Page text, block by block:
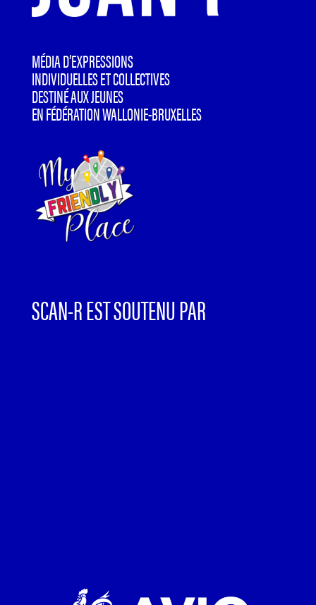
MÉDIA D’EXPRESSIONS
INDIVIDUELLES ET COLLECTIVES
DESTINÉ AUX JEUNES
EN FÉDÉRATION WALLONIE-BRUXELLES
SCAN-R EST SOUTENU PAR